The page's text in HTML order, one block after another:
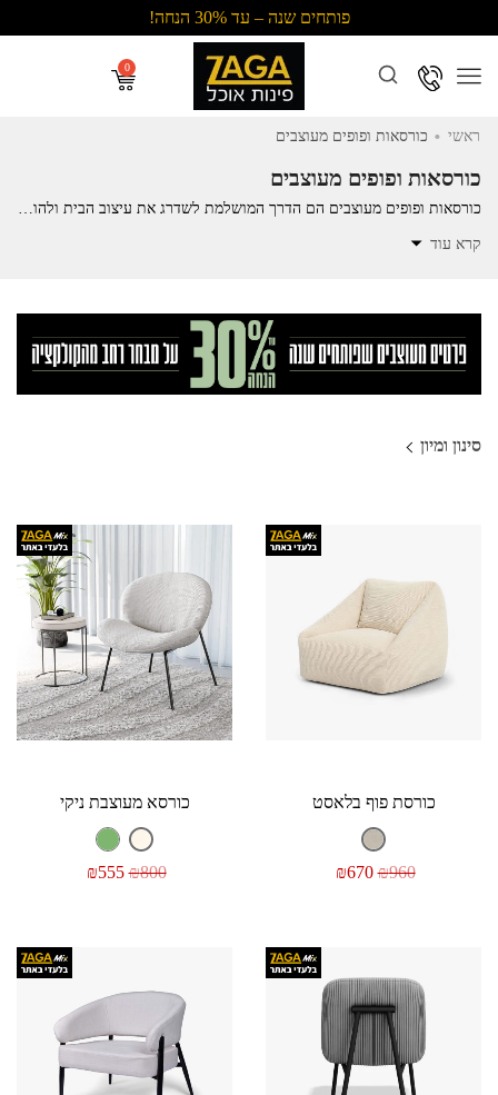
פותחים שנה – עד 30% הנחה!
Menu
ראשי . כורסאות ופופים מעוצבים
כורסאות ופופים מעוצבים
כורסאות ופופים מעוצבים הם הדרך המושלמת לשדרג את עיצוב הבית ולהוסיף נוחות וסטייל לכל חלל. בין אם אתם מחפשים כורסא לסלון, לפינת קריאה, לחדר השינה, או אפילו לגינה / למרפסת. תמצאו אצלנו מגוון כורסאות ייחודיות בעיצובים מודרניים, קלאסיים או וינטג’. כל כורסא מיוצרת מחומרים איכותיים, עם דגש על נוחות ועיצוב חכם, ומתאימה לכל סגנון עיצוב. בואו לגלות כורסאות שישדרגו את הבית והחצר שלכם וישלבו בין יוקרה לפונקציונליות, עם משלוחים מהירים ושירות אישי.
קרא עוד
סינון ומיון
כורסת פוף בלאסט
₪960
₪670
כורסא מעוצבת ניקי
₪800
₪555